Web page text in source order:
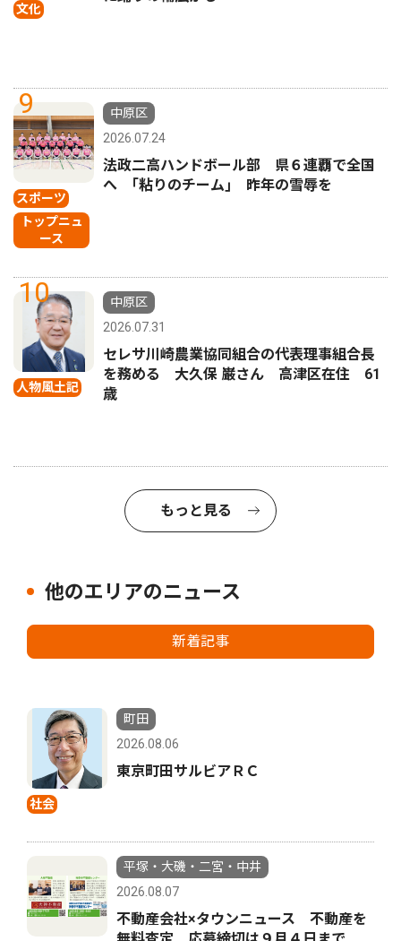
文化
9
スポーツ
トップニュ
ース
中原区
2026.07.24
法政二高ハンドボール部 県６連覇で全国
へ ｢粘りのチーム｣ 昨年の雪辱を
10
人物風土記
中原区
2026.07.31
セレサ川崎農業協同組合の代表理事組合長
を務める 大久保 巌さん 高津区在住 61
歳
もっと見る
他のエリアのニュース
新着記事
社会
町田
2026.08.06
東京町田サルビアＲＣ
平塚・大磯・二宮・中井
2026.08.07
不動産会社×タウンニュース 不動産を